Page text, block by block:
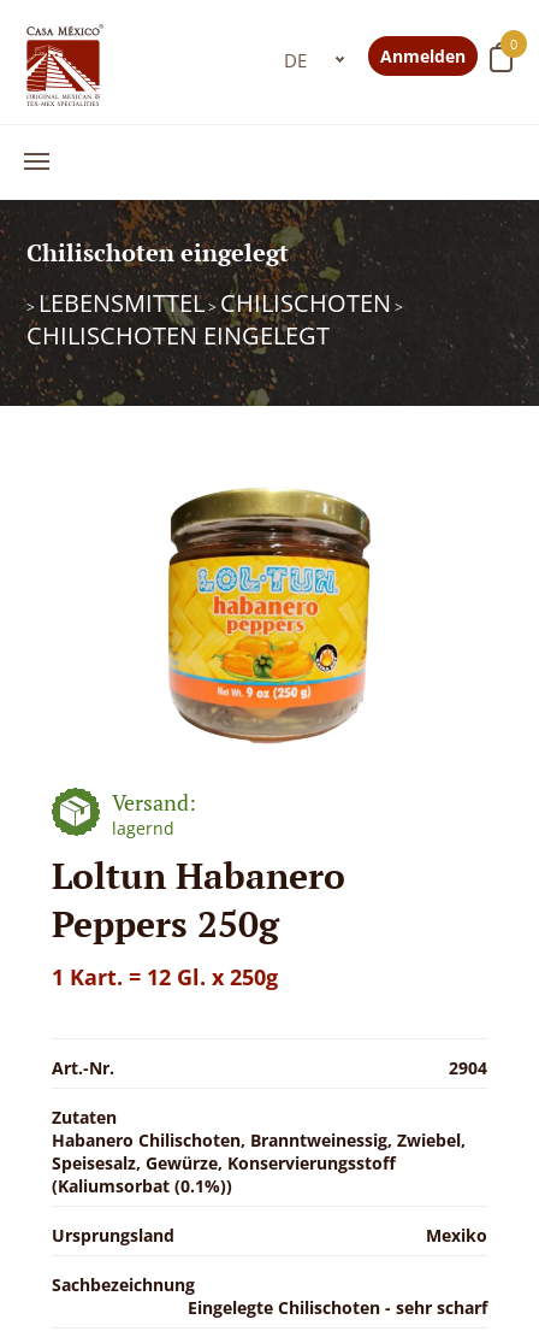
0
Anmelden
Chilischoten eingelegt
> LEBENSMITTEL>CHILISCHOTEN >
CHILISCHOTEN EINGELEGT
Versand:
lagernd
Loltun Habanero
Peppers 250g
1 Kart. = 12 Gl. x 250g
Art.-Nr. 2904
Zutaten
Habanero Chilischoten, Branntweinessig, Zwiebel,
Speisesalz, Gewürze, Konservierungsstoff
(Kaliumsorbat (0.1%))
Ursprungsland Mexiko
Sachbezeichnung
Eingelegte Chilischoten - sehr scharf